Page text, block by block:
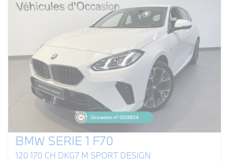
BMW SERIE 1 F70
120 170 CH DKG7 M SPORT DESIGN